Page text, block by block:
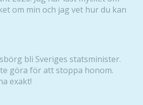
om min och jag vet hur du kan
bli Sveriges statsminister.
göra för att stoppa honom.
exakt!